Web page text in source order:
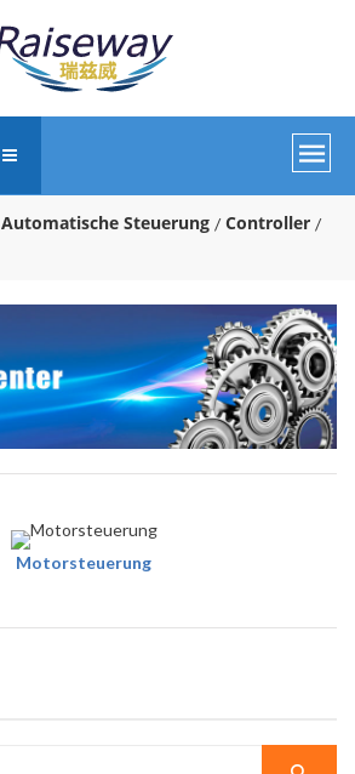
Automatische Steuerung
Controller
Motorsteuerung